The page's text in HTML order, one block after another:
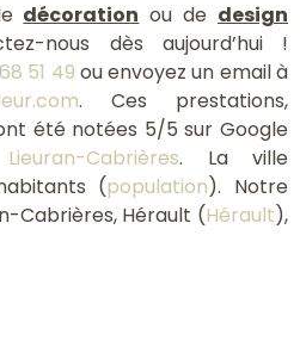
décoration ou de design
nous dès aujourd’hui !
51 49 ou envoyez un email à
. Ces prestations,
été notées 5/5 sur Google
Lieuran-Cabrières. La ville
(population). Notre
Cabrières, Hérault (Hérault),